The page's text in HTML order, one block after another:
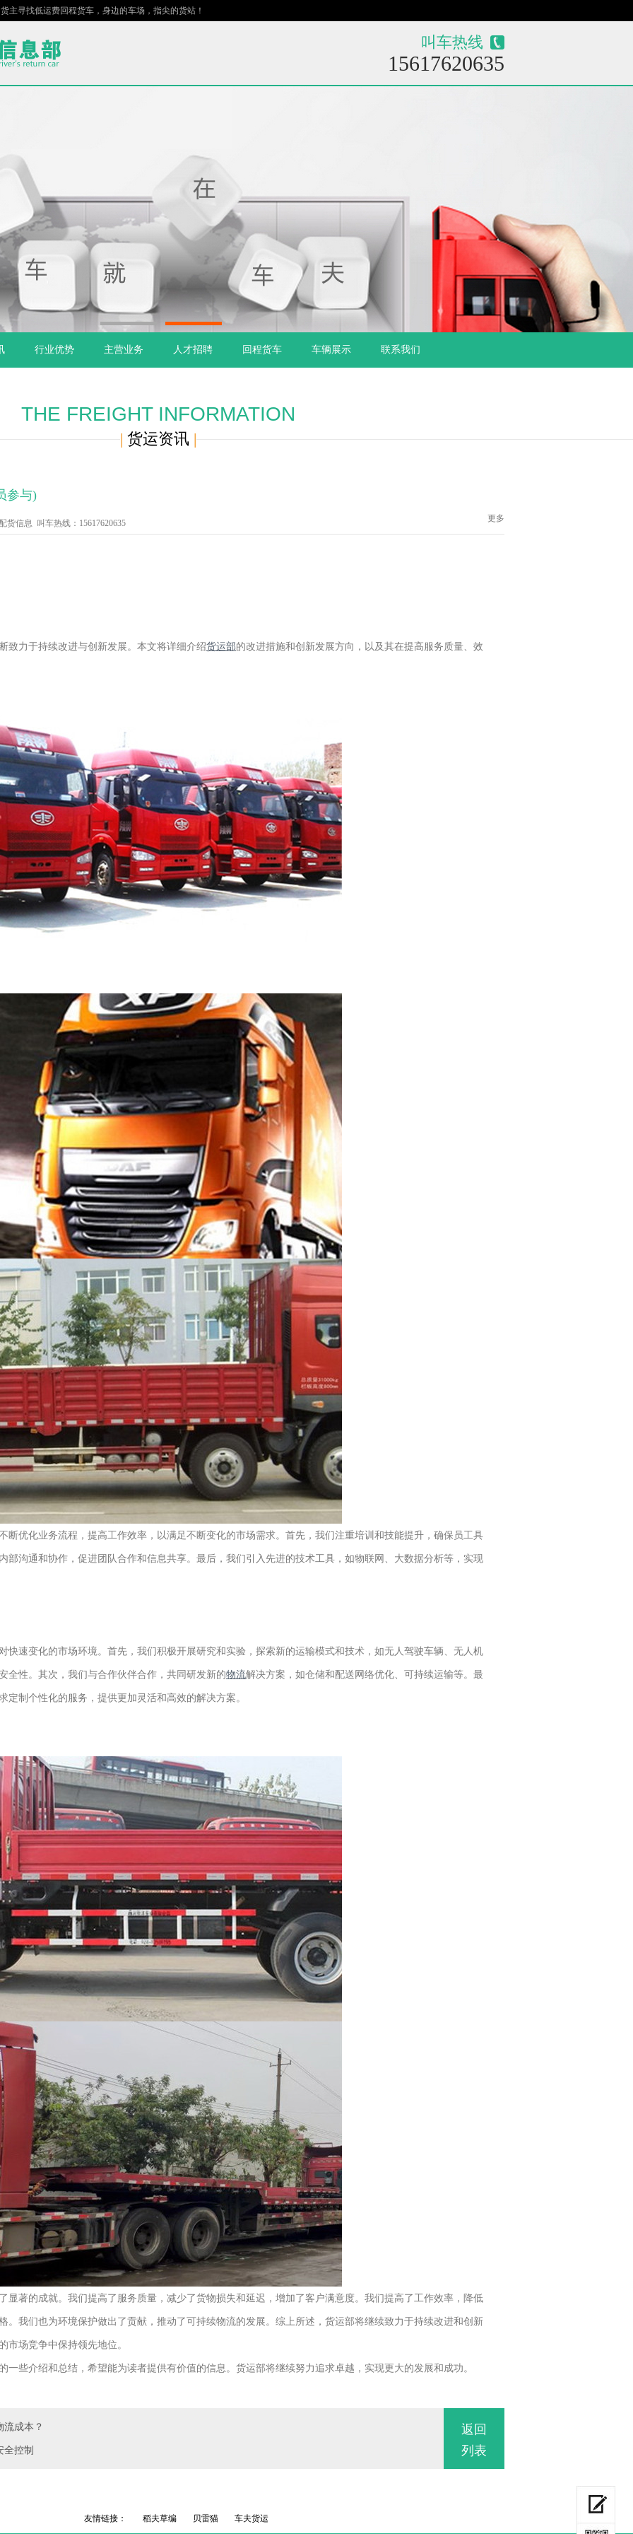
找低运费回程货车，身边的车场，指尖的货站！
叫车热线
15617620635
1 2
行业优势 主营业务 人才招聘 回程货车 车辆展示 联系我们
THE FREIGHT INFORMATION
| 货运资讯 |
参与)
货信息 叫车热线：15617620635 更多
致力于持续改进与创新发展。本文将详细介绍货运部的改进措施和创新发展方向，以及其在提高服务质量、效
断优化业务流程，提高工作效率，以满足不断变化的市场需求。首先，我们注重培训和技能提升，确保员工具
部沟通和协作，促进团队合作和信息共享。最后，我们引入先进的技术工具，如物联网、大数据分析等，实现
快速变化的市场环境。首先，我们积极开展研究和实验，探索新的运输模式和技术，如无人驾驶车辆、无人机
全性。其次，我们与合作伙伴合作，共同研发新的物流解决方案，如仓储和配送网络优化、可持续运输等。最
定制个性化的服务，提供更加灵活和高效的解决方案。
显著的成就。我们提高了服务质量，减少了货物损失和延迟，增加了客户满意度。我们提高了工作效率，降低
。我们也为环境保护做出了贡献，推动了可持续物流的发展。综上所述，货运部将继续致力于持续改进和创新
市场竞争中保持领先地位。
一些介绍和总结，希望能为读者提供有价值的信息。货运部将继续努力追求卓越，实现更大的发展和成功。
流成本？
全控制
返回
列表
友情链接： 稻夫草编 贝雷猫 车夫货运